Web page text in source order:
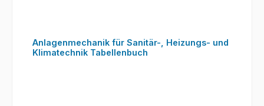
Anlagenmechanik für Sanitär-, Heizungs- und
Klimatechnik Tabellenbuch